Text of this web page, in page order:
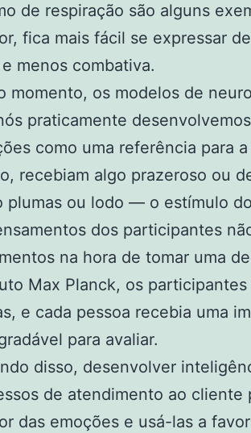
de respiração são alguns
fica mais fácil se expressar
menos combativa.
momento, os modelos de
praticamente
como uma referência para
recebiam algo prazeroso ou
plumas ou lodo — o estímulo
dos participantes
na hora de tomar uma
Max Planck, os
e cada pessoa recebia uma
para avaliar.
disso, desenvolver
de atendimento ao cliente
das emoções e usá-las a